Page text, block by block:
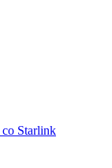
Starlink